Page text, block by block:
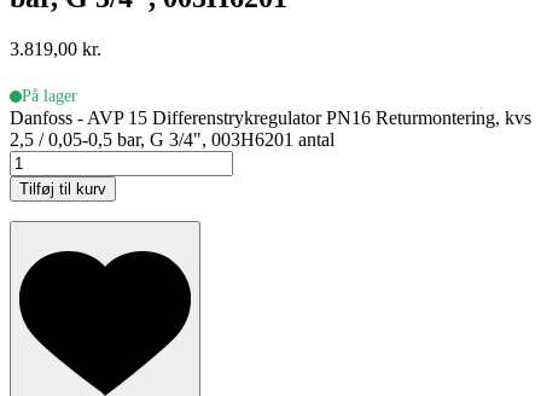
3.819,00 kr.
På lager
Danfoss - AVP 15 Differenstrykregulator PN16 Returmontering, kvs
2,5 / 0,05-0,5 bar, G 3/4", 003H6201 antal
Tilføj til kurv